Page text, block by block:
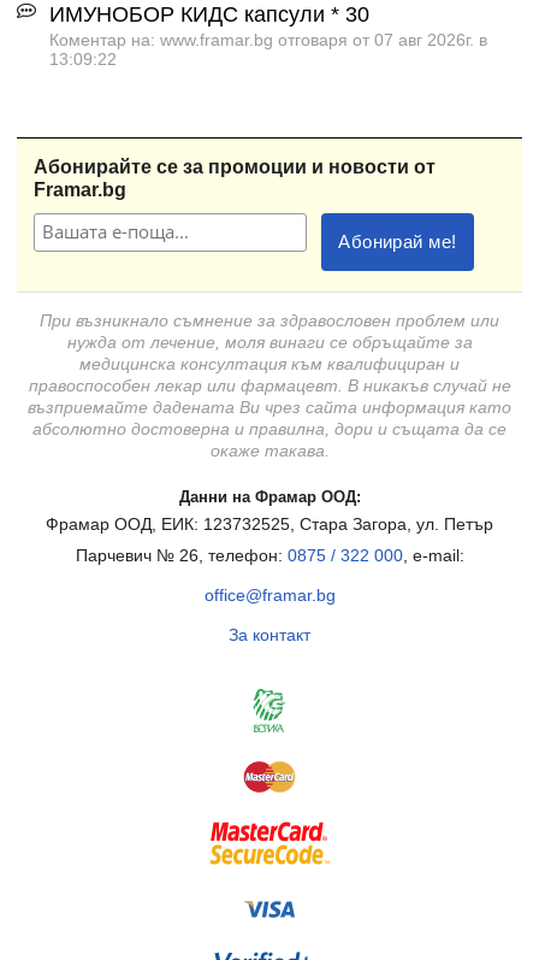
ИМУНОБОР КИДС капсули * 30
Коментар на: www.framar.bg отговаря от 07 авг 2026г. в
13:09:22
Абонирайте се за промоции и новости от
Framar.bg
При възникнало съмнение за здравословен проблем или
нужда от лечение, моля винаги се обръщайте за
медицинска консултация към квалифициран и
правоспособен лекар или фармацевт. В никакъв случай не
възприемайте дадената Ви чрез сайта информация като
абсолютно достоверна и правилна, дори и същата да се
окаже такава.
Данни на Фрамар ООД:
Фрамар ООД, ЕИК: 123732525, Стара Загора, ул. Петър
Парчевич № 26, телефон: 0875 / 322 000, e-mail:
office@framar.bg
За контакт